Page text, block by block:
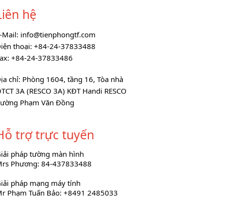
hệ
Mail: info@tienphongtf.com
thoại: +84-24-37833488
+84-24-37833486
chỉ: Phòng 1604, tầng 16, Tòa nhà
3A (RESCO 3A) KĐT Handi RESCO
Phạm Văn Đồng
trợ trực tuyến
pháp tường màn hình
Phương: 84-437833488
pháp mạng máy tính
Phạm Tuấn Bảo: +8491 2485033